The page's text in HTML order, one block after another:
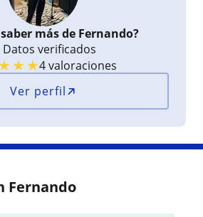
más de Fernando?
Datos verificados
★★4 valoraciones
Ver perfil
Fernando